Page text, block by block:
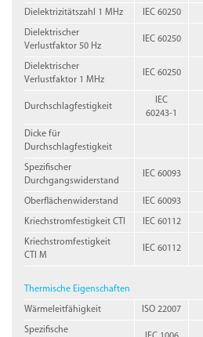
Dielektrizitätszahl 1 MHz IEC 60250
Dielektrischer
Verlustfaktor 50 Hz
IEC 60250
Dielektrischer
Verlustfaktor 1 MHz
IEC 60250
Durchschlagfestigkeit
IEC
60243-1
Dicke für
Durchschlagfestigkeit
Spezifischer
Durchgangswiderstand
IEC 60093
Oberflächenwiderstand IEC 60093
Kriechstromfestigkeit CTI IEC 60112
Kriechstromfestigkeit
CTI M
IEC 60112
Thermische Eigenschaften
Wärmeleitfähigkeit ISO 22007
Spezifische